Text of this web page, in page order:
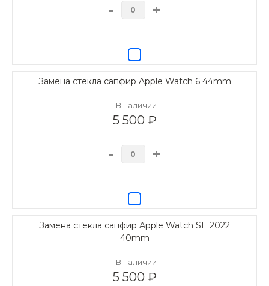
- +
Замена стекла сапфир Apple Watch 6 44mm
В наличии
5 500 ₽
- +
Замена стекла сапфир Apple Watch SE 2022
40mm
В наличии
5 500 ₽